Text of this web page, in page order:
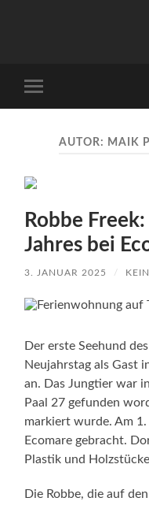
Menü
AUTOR: MAIK
Robbe
Jahres bei
3. JANUAR 2025 /
Der erste Seehund
Neujahrstag als Gast
an. Das Jungtier war
Paal 27 gefunden
markiert wurde. Am
Ecomare gebracht.
Plastik und
Die Robbe, die auf